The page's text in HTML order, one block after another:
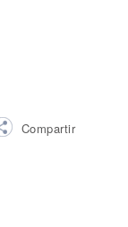
Compartir